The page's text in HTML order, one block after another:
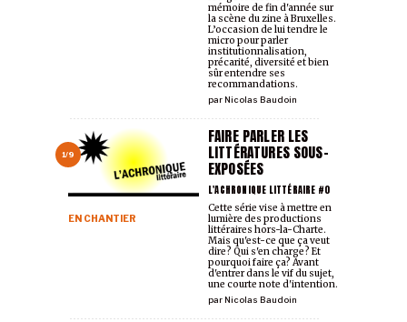
parNicolas Baudoin
mémoire de fin d'année sur
la scène du zine à Bruxelles.
L’occasion de lui tendre le
micro pour parler
institutionnalisation,
précarité, diversité et bien
sûr entendre ses
recommandations.
1/9
FAIRE PARLER LES
LITTÉRATURES SOUS-
EXPOSÉES
L'ACHRONIQUE LITTÉRAIRE #0
EN CHANTIER
parNicolas Baudoin
Cette série vise à mettre en
lumière des productions
littéraires hors-la-Charte.
Mais qu'est-ce que ça veut
dire? Qui s'en charge? Et
pourquoi faire ça? Avant
d'entrer dans le vif du sujet,
une courte note d'intention.